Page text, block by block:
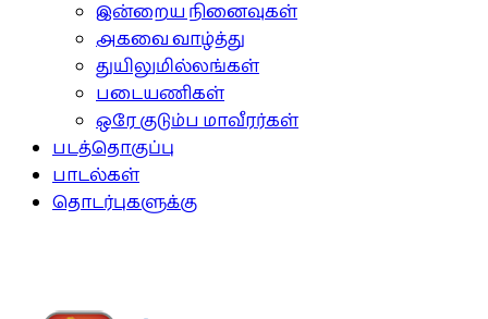
இன்றைய நினைவுகள்
அகவை வாழ்த்து
துயிலுமில்லங்கள்
படையணிகள்
ஒரே குடும்ப மாவீரர்கள்
படத்தொகுப்பு
பாடல்கள்
தொடர்புகளுக்கு